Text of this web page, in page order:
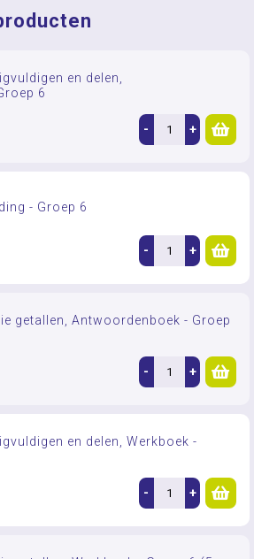
en delen,
6
- +
- Groep 6
- +
getallen, Antwoordenboek - Groep
- +
en delen, Werkboek -
- +